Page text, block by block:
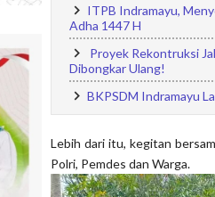
ITPB Indramayu,
Adha 1447 H
Proyek Rekontruksi
Dibongkar Ulang!
BKPSDM Indramayu
Lebih dari itu, kegitan
Polri, Pemdes dan Warga.